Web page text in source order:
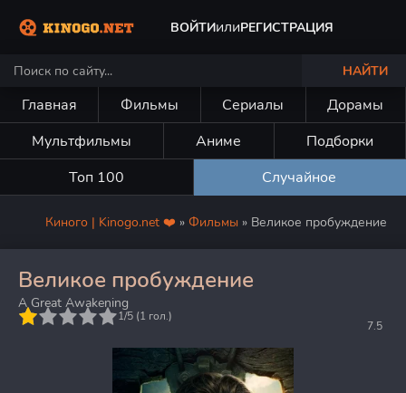
ВОЙТИилиРЕГИСТРАЦИЯ
НАЙТИ
Главная Фильмы Сериалы
Дорамы
Мультфильмы
Аниме
Подборки
Топ 100
Случайное
Киного | Kinogo.net ❤️ » Фильмы » Великое пробуждение
Великое пробуждение
A Great Awakening
7.5
1/5 (1 гол.)